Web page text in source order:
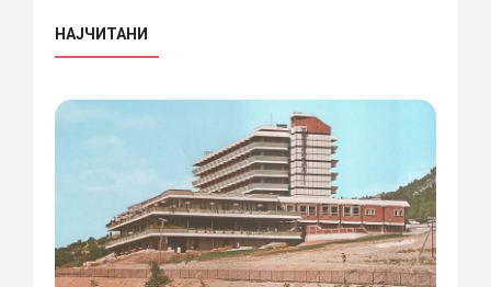
НАЈЧИТАНИ